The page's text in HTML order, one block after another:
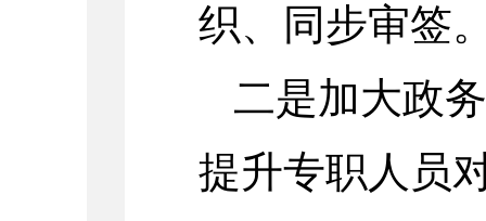
织、同步审签
二是加大政
提升专职人员